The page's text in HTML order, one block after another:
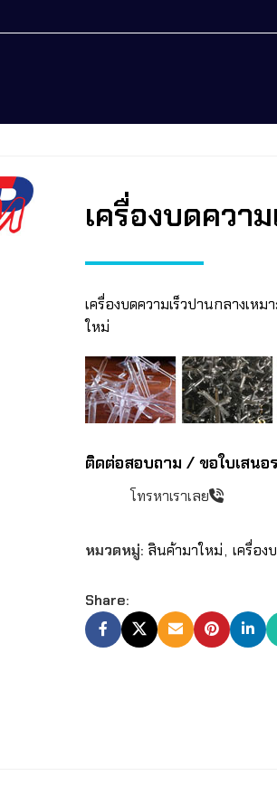
เครื่องบดควา
เครื่องบดความเร็วปานกลางเห
ใหม่
ติดต่อสอบถาม / ขอใบเสนอ
โทรหาเราเลย
หมวดหมู่: สินค้ามาใหม่, เครื่อง
Share: